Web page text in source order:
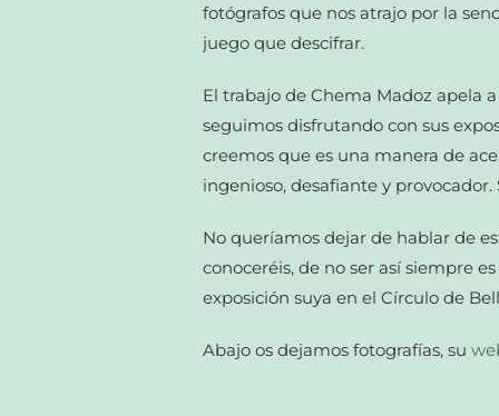
fotógrafos que nos atrajo por la
juego que descifrar.
El trabajo de Chema Madoz apela
seguimos disfrutando con sus
creemos que es una manera de
ingenioso, desafiante y
No queríamos dejar de hablar de
conoceréis, de no ser así siempre
exposición suya en el Círculo de
Abajo os dejamos fotografías, su